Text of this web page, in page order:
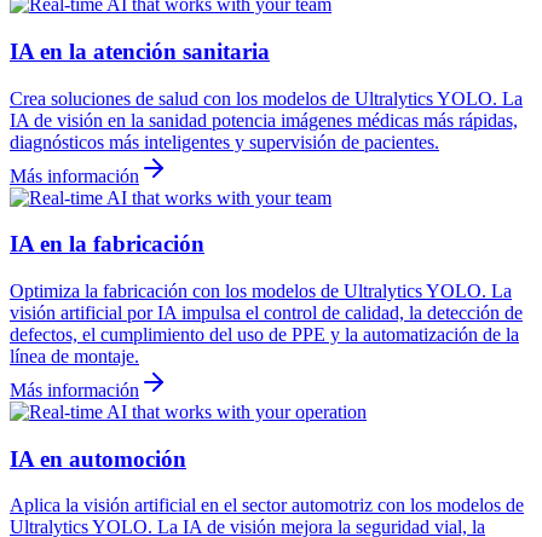
IA en la atención sanitaria
Crea soluciones de salud con los modelos de Ultralytics YOLO. La
IA de visión en la sanidad potencia imágenes médicas más rápidas,
diagnósticos más inteligentes y supervisión de pacientes.
Más información
IA en la fabricación
Optimiza la fabricación con los modelos de Ultralytics YOLO. La
visión artificial por IA impulsa el control de calidad, la detección de
defectos, el cumplimiento del uso de PPE y la automatización de la
línea de montaje.
Más información
IA en automoción
Aplica la visión artificial en el sector automotriz con los modelos de
Ultralytics YOLO. La IA de visión mejora la seguridad vial, la